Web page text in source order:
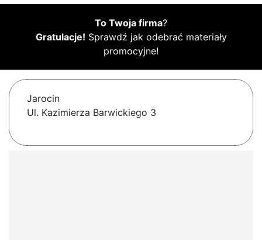
To Twoja firma?
Gratulacje! Sprawdź jak odebrać materiały
promocyjne!
Jarocin
Ul. Kazimierza Barwickiego 3